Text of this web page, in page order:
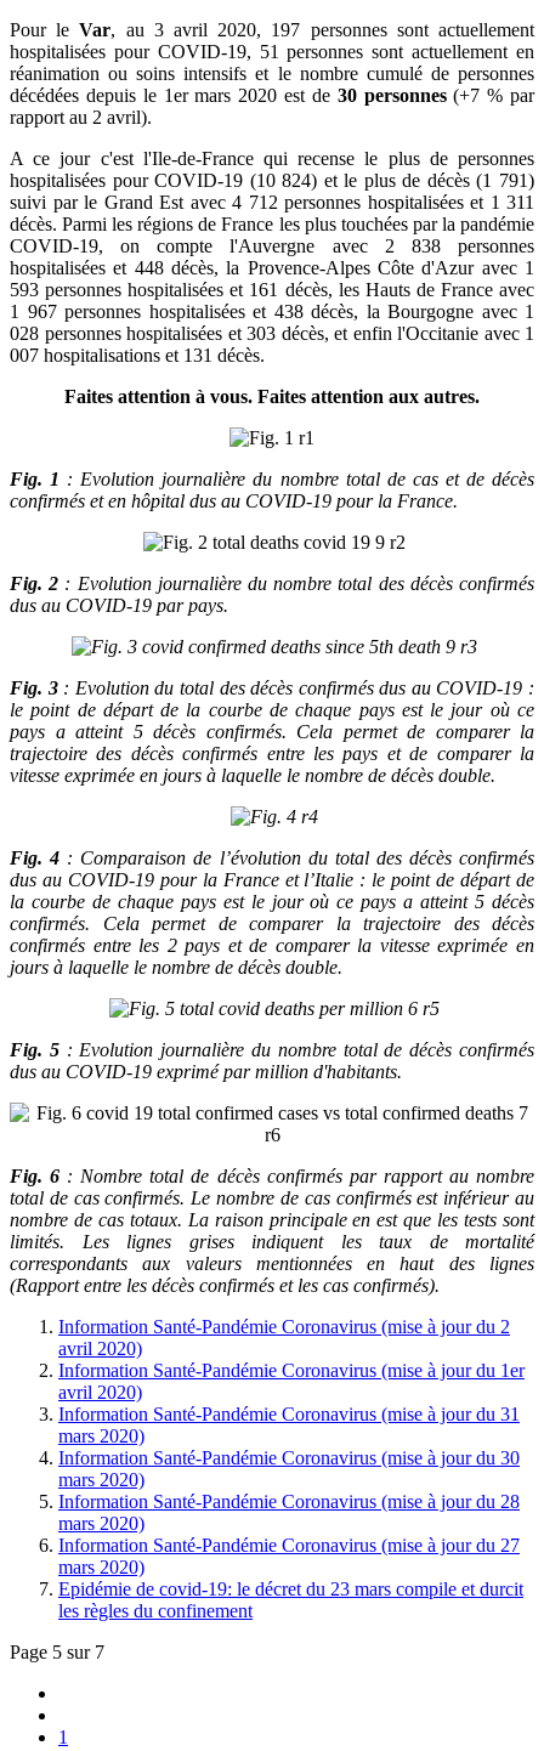
Pour leVar, au 3 avril 2020, 197 personnes sont actuellement
hospitalisées pour COVID-19, 51 personnes sont actuellement en
réanimation ou soins intensifs et le nombre cumulé de personnes
décédées depuis le 1er mars 2020 est de 30 personnes(+7 % par
rapport au 2 avril).
A ce jour c'est l'Ile-de-France qui recense le plus de personnes
hospitalisées pour COVID-19 (10 824) et le plus de décès (1 791)
suivi par le Grand Est avec 4 712 personnes hospitalisées et 1 311
décès. Parmi les régions de France les plus touchées par la pandémie
COVID-19, on compte l'Auvergne avec 2 838 personnes
hospitalisées et 448 décès, la Provence-Alpes Côte d'Azur avec 1
593 personnes hospitalisées et 161 décès, les Hauts de France avec
1 967 personnes hospitalisées et 438 décès, la Bourgogne avec 1
028 personnes hospitalisées et 303 décès, et enfin l'Occitanie avec 1
007 hospitalisations et 131 décès.
Faites attention à vous. Faites attention aux autres.
Fig. 1 : Evolution journalière du nombre total de cas et de décès
confirmés et en hôpital dus au COVID-19 pour la France.
Fig. 2 : Evolution journalière du nombre total des décès confirmés
dus au COVID-19 par pays.
Fig. 3: Evolution du total des décès confirmés dus au COVID-19 :
le point de départ de la courbe de chaque pays est le jour où ce
pays a atteint 5 décès confirmés. Cela permet de comparer la
trajectoire des décès confirmés entre les pays et de comparer la
vitesse exprimée en jours à laquelle le nombre de décès double.
Fig. 4 : Comparaison de l’évolution du total des décès confirmés
dus au COVID-19 pour la France et l’Italie : le point de départ de
la courbe de chaque pays est le jour où ce pays a atteint 5 décès
confirmés. Cela permet de comparer la trajectoire des décès
confirmés entre les 2 pays et de comparer la vitesse exprimée en
jours à laquelle le nombre de décès double.
Fig. 5: Evolution journalière du nombre total de décès confirmés
dus au COVID-19 exprimé par million d'habitants.
Fig. 6 : Nombre total de décès confirmés par rapport au nombre
total de cas confirmés. Le nombre de cas confirmés est inférieur au
nombre de cas totaux. La raison principale en est que les tests sont
limités. Les lignes grises indiquent les taux de mortalité
correspondants aux valeurs mentionnées en haut des lignes
(Rapport entre les décès confirmés et les cas confirmés).
Information Santé-Pandémie Coronavirus (mise à jour du 2
avril 2020)
Information Santé-Pandémie Coronavirus (mise à jour du 1er
avril 2020)
Information Santé-Pandémie Coronavirus (mise à jour du 31
mars 2020)
Information Santé-Pandémie Coronavirus (mise à jour du 30
mars 2020)
Information Santé-Pandémie Coronavirus (mise à jour du 28
mars 2020)
Information Santé-Pandémie Coronavirus (mise à jour du 27
mars 2020)
Epidémie de covid-19: le décret du 23 mars compile et durcit
les règles du confinement
Page 5 sur 7
1